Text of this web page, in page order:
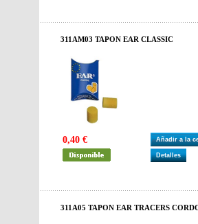
311AM03 TAPON EAR CLASSIC
0,40 € Añadir a la
Detalles
311A05 TAPON EAR TRACERS